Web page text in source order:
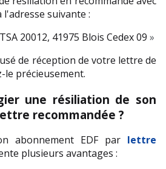
l'adresse suivante :
20012, 41975 Blois Cedex 09 »
de réception de votre lettre de
le précieusement.
une résiliation de son
recommandée ?
abonnement EDF par lettre
plusieurs avantages :